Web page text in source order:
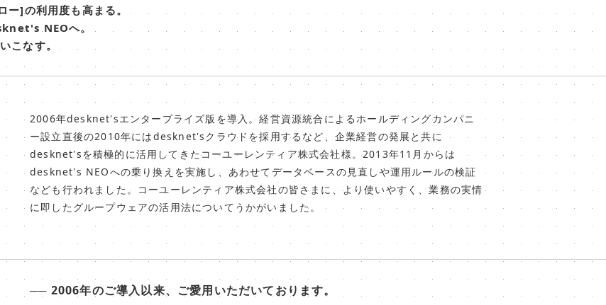
]の利用度も高まる。
NEOへ。
こなす。
2006年desknet'sエンタープライズ版を導入。経営資源統合によるホールディングカンパニ
ー設立直後の2010年にはdesknet'sクラウドを採用するなど、企業経営の発展と共に
desknet'sを積極的に活用してきたコーユーレンティア株式会社様。2013年11月からは
desknet's NEOへの乗り換えを実施し、あわせてデータベースの見直しや運用ルールの検証
なども行われました。コーユーレンティア株式会社の皆さまに、より使いやすく、業務の実情
に即したグループウェアの活用法についてうかがいました。
── 2006年のご導入以来、ご愛用いただいております。